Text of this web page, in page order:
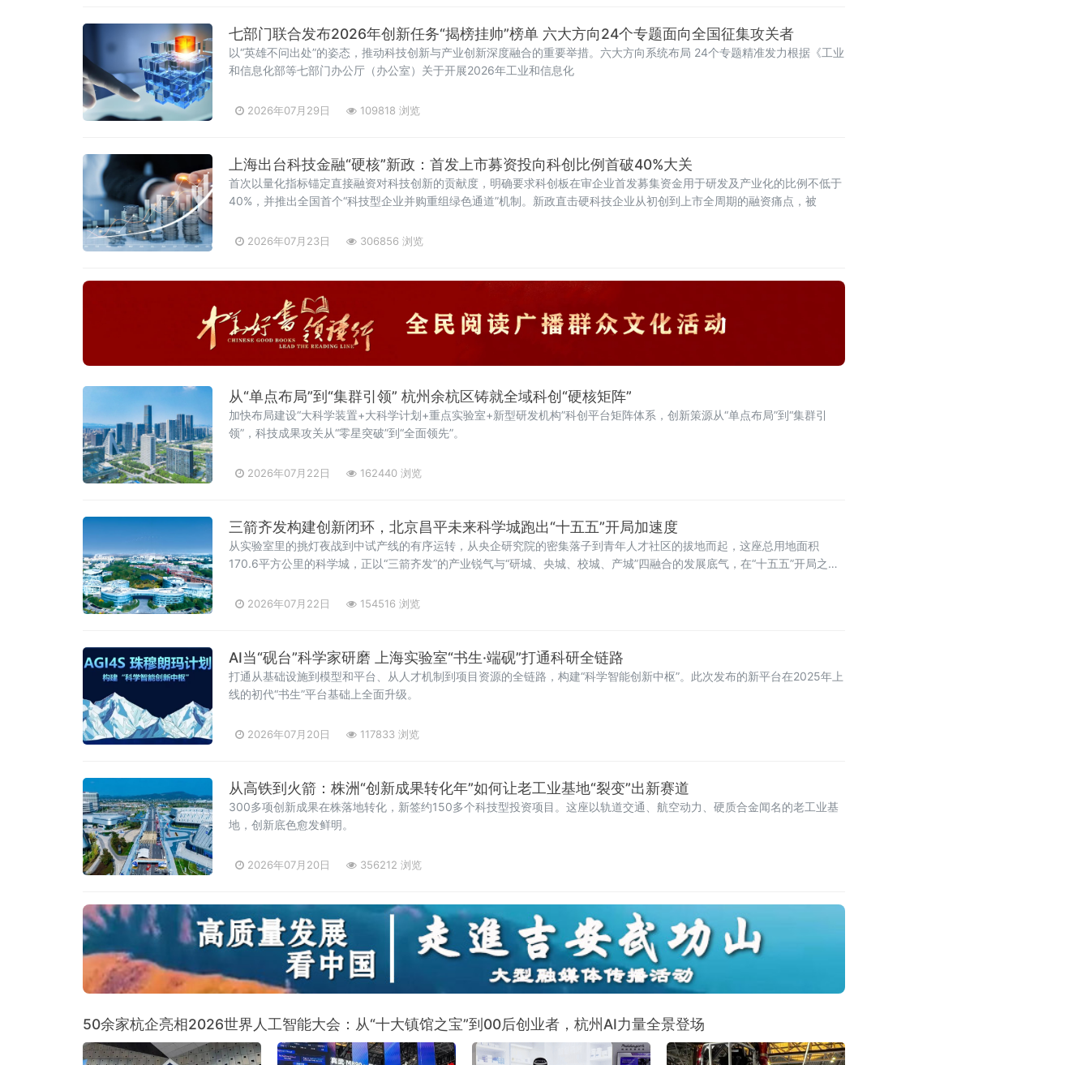
七部门联合发布2026年创新任务“揭榜挂帅”榜单 六大方向24个专题面向全国征集攻关者
以“英雄不问出处”的姿态，推动科技创新与产业创新深度融合的重要举措。六大方向系统布局 24个专题精准发力根据《工业
和信息化部等七部门办公厅（办公室）关于开展2026年工业和信息化
2026年07月29日 109818 浏览
上海出台科技金融“硬核”新政：首发上市募资投向科创比例首破40%大关
首次以量化指标锚定直接融资对科技创新的贡献度，明确要求科创板在审企业首发募集资金用于研发及产业化的比例不低于
40%，并推出全国首个“科技型企业并购重组绿色通道”机制。新政直击硬科技企业从初创到上市全周期的融资痛点，被
2026年07月23日 306856 浏览
从“单点布局”到“集群引领” 杭州余杭区铸就全域科创“硬核矩阵”
加快布局建设“大科学装置+大科学计划+重点实验室+新型研发机构”科创平台矩阵体系，创新策源从“单点布局”到“集群引
领”，科技成果攻关从“零星突破”到“全面领先”。
2026年07月22日 162440 浏览
三箭齐发构建创新闭环，北京昌平未来科学城跑出“十五五”开局加速度
从实验室里的挑灯夜战到中试产线的有序运转，从央企研究院的密集落子到青年人才社区的拔地而起，这座总用地面积
170.6平方公里的科学城，正以“三箭齐发”的产业锐气与“研城、央城、校城、产城”四融合的发展底气，在“十五五”开局之年
2026年07月22日 154516 浏览
AI当“砚台”科学家研磨 上海实验室“书生·端砚”打通科研全链路
打通从基础设施到模型和平台、从人才机制到项目资源的全链路，构建“科学智能创新中枢”。此次发布的新平台在2025年上
线的初代“书生”平台基础上全面升级。
2026年07月20日 117833 浏览
从高铁到火箭：株洲“创新成果转化年”如何让老工业基地“裂变”出新赛道
300多项创新成果在株落地转化，新签约150多个科技型投资项目。这座以轨道交通、航空动力、硬质合金闻名的老工业基
地，创新底色愈发鲜明。
2026年07月20日 356212 浏览
50余家杭企亮相2026世界人工智能大会：从“十大镇馆之宝”到00后创业者，杭州AI力量全景登场